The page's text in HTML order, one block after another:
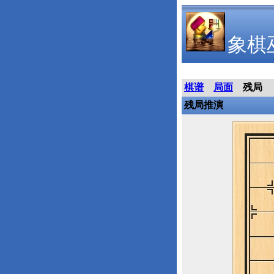
象棋
棋谱 局面
残局
残局推演